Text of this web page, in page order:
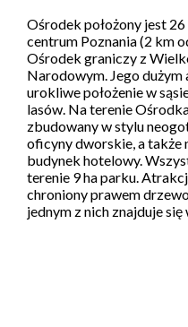
Ośrodek położony jest
centrum Poznania (2 km
Ośrodek graniczy z
Narodowym. Jego
urokliwe położenie w
lasów. Na terenie
zbudowany w stylu
oficyny dworskie, a także
budynek hotelowy.
terenie 9 ha parku.
chroniony prawem
jednym z nich znajduje